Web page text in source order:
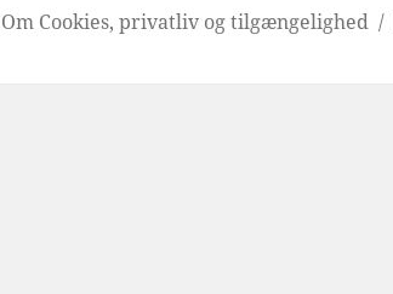
Om Cookies, privatliv og tilgængelighed